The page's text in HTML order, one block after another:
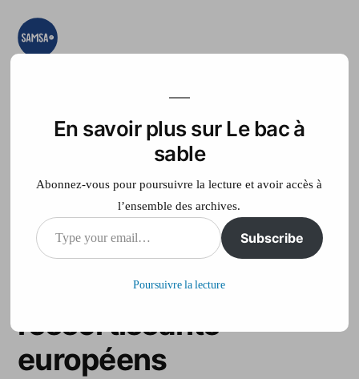
Aller
teste, on expérimente
Accueil France Télé
Belgique: de plus en
plus d’expulsions de
ressortissants
européens
En savoir plus sur Le bac à
sable
Abonnez-vous pour poursuivre la lecture et avoir accès à
l’ensemble des archives.
Type
your
Subscribe
Poursuivre la lecture